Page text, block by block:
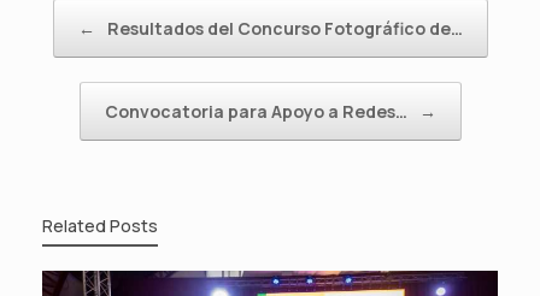
← Resultados del Concurso Fotográfico de…
Convocatoria para Apoyo a Redes… →
Related Posts